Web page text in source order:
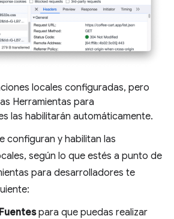
locales configuradas, pero
Herramientas para
las habilitarán automáticamente.
configuran y habilitan las
según lo que estés a punto de
para desarrolladores te
Fuentespara que puedas realizar